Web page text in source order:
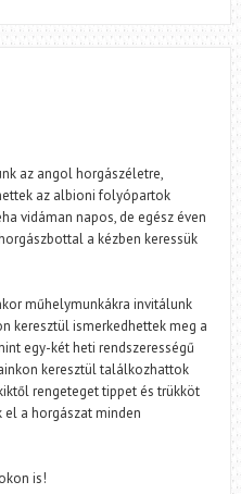
az angol horgászéletre,
az albioni folyópartok
vidáman napos, de egész éven
a kézben keressük
műhelymunkákra invitálunk
keresztül ismerkedhettek meg a
egy-két heti rendszerességű
keresztül találkozhattok
rengeteget tippet és trükköt
a horgászat minden
is!